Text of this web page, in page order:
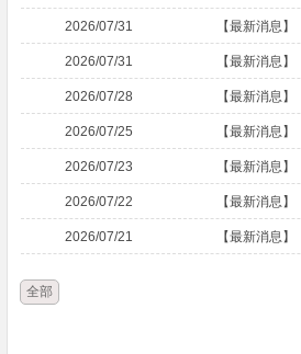
2026/07/31 【最新消息】
2026/07/31 【最新消息】
2026/07/28 【最新消息】
2026/07/25 【最新消息】
2026/07/23 【最新消息】
2026/07/22 【最新消息】
2026/07/21 【最新消息】
全部